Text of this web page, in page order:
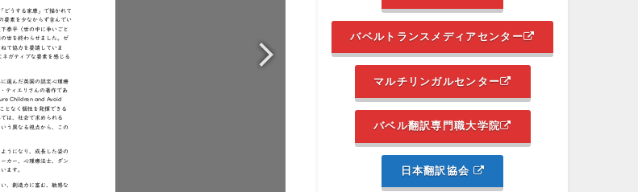
バベルトランスメディアセンター
マルチリンガルセンター
バベル翻訳専門職大学院
日本翻訳協会